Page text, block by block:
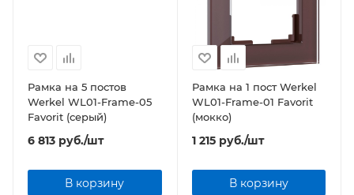
Рамка на 5 постов
Werkel WL01-Frame-05
Favorit (серый)
6 813 руб./шт
В корзину
Рамка на 1 пост Werkel
WL01-Frame-01 Favorit
(мокко)
1 215руб./шт
В корзину